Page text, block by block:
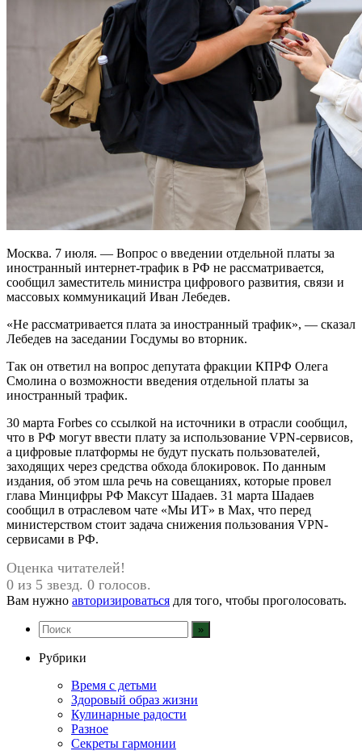
Москва. 7 июля. — Вопрос о введении отдельной платы за
иностранный интернет-трафик в РФ не рассматривается,
сообщил заместитель министра цифрового развития, связи и
массовых коммуникаций Иван Лебедев.
«Не рассматривается плата за иностранный трафик», — сказал
Лебедев на заседании Госдумы во вторник.
Так он ответил на вопрос депутата фракции КПРФ Олега
Смолина о возможности введения отдельной платы за
иностранный трафик.
30 марта Forbes со ссылкой на источники в отрасли сообщил,
что в РФ могут ввести плату за использование VPN-сервисов,
а цифровые платформы не будут пускать пользователей,
заходящих через средства обхода блокировок. По данным
издания, об этом шла речь на совещаниях, которые провел
глава Минцифры РФ Максут Шадаев. 31 марта Шадаев
сообщил в отраслевом чате «Мы ИТ» в Max, что перед
министерством стоит задача снижения пользования VPN-
сервисами в РФ.
Оценка читателей!
0 из 5 звезд. 0 голосов.
Вам нужно авторизироваться для того, чтобы проголосовать.
Рубрики
Время с детьми
Здоровый образ жизни
Кулинарные радости
Разное
Секреты гармонии